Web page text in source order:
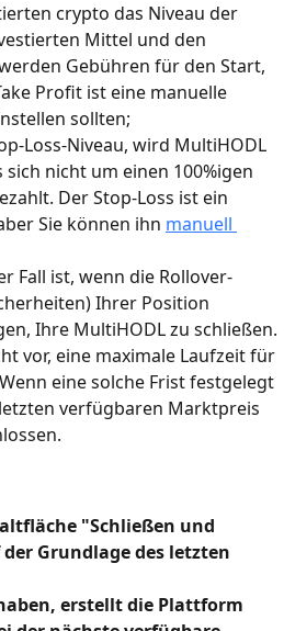
crypto das Niveau der
Mittel und den
Gebühren für den Start,
Profit ist eine manuelle
sollten;
Loss-Niveau, wird MultiHODL
nicht um einen 100%igen
Der Stop-Loss ist ein
Sie können ihn manuell
Fall ist, wenn die Rollover-
Ihrer Position
Ihre MultiHODL zu schließen.
vor, eine maximale Laufzeit für
eine solche Frist festgelegt
verfügbaren Marktpreis
"Schließen und
Grundlage des letzten
erstellt die Plattform